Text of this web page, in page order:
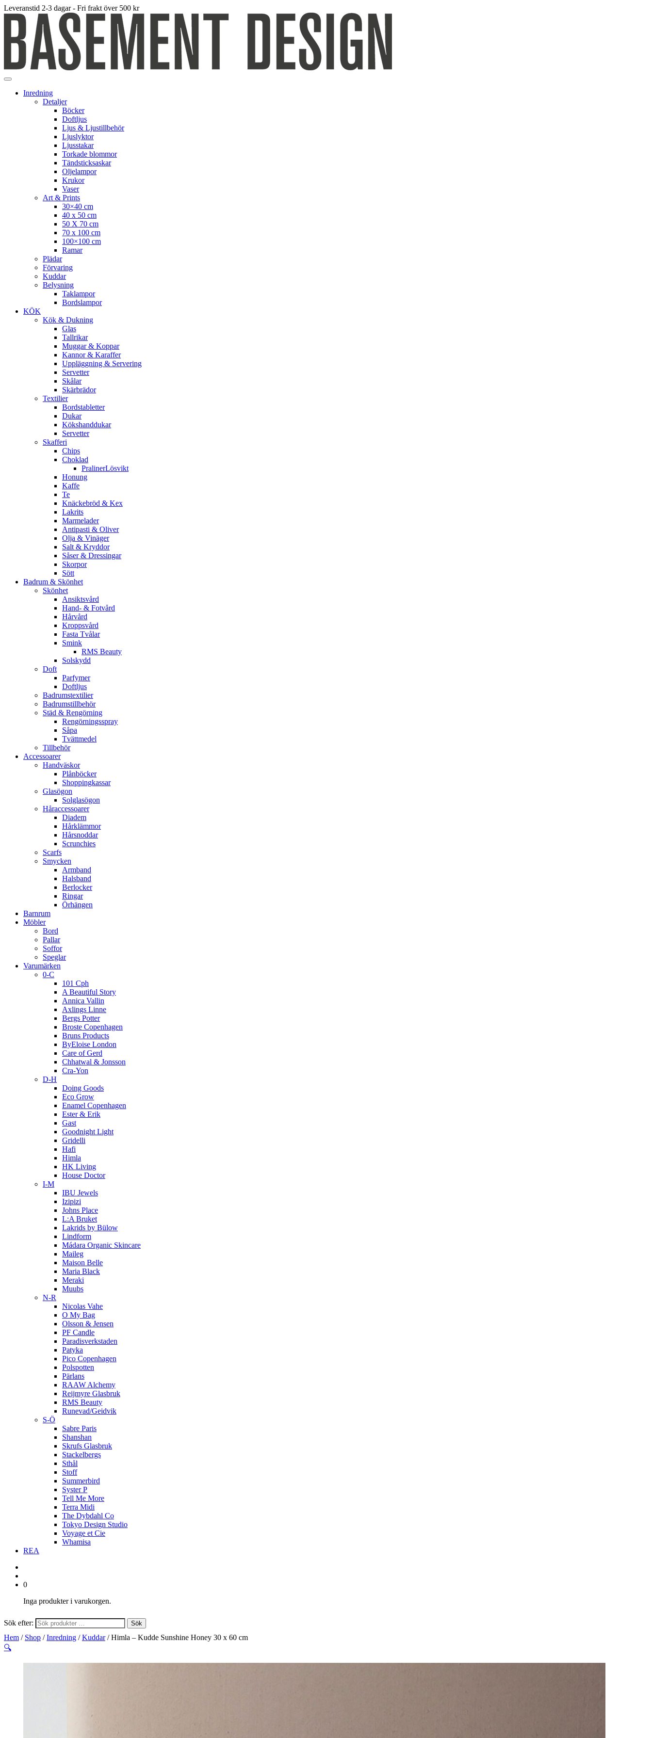
Leveranstid 2-3 dagar - Fri frakt över 500 kr
Inredning
Detaljer
Böcker
Doftljus
Ljus & Ljustillbehör
Ljuslyktor
Ljusstakar
Torkade blommor
Tändsticksaskar
Oljelampor
Krukor
Vaser
Art & Prints
30×40 cm
40 x 50 cm
50 X 70 cm
70 x 100 cm
100×100 cm
Ramar
Plädar
Förvaring
Kuddar
Belysning
Taklampor
Bordslampor
KÖK
Kök & Dukning
Glas
Tallrikar
Muggar & Koppar
Kannor & Karaffer
Uppläggning & Servering
Servetter
Skålar
Skärbrädor
Textilier
Bordstabletter
Dukar
Kökshanddukar
Servetter
Skafferi
Chips
Choklad
PralinerLösvikt
Honung
Kaffe
Te
Knäckebröd & Kex
Lakrits
Marmelader
Antipasti & Oliver
Olja & Vinäger
Salt & Kryddor
Såser & Dressingar
Skorpor
Sött
Badrum & Skönhet
Skönhet
Ansiktsvård
Hand- & Fotvård
Hårvård
Kroppsvård
Fasta Tvålar
Smink
RMS Beauty
Solskydd
Doft
Parfymer
Doftljus
Badrumstextilier
Badrumstillbehör
Städ & Rengörning
Rengörningsspray
Såpa
Tvättmedel
Tillbehör
Accessoarer
Handväskor
Plånböcker
Shoppingkassar
Glasögon
Solglasögon
Håraccessoarer
Diadem
Hårklämmor
Hårsnoddar
Scrunchies
Scarfs
Smycken
Armband
Halsband
Berlocker
Ringar
Örhängen
Barnrum
Möbler
Bord
Pallar
Soffor
Speglar
Varumärken
0-C
101 Cph
A Beautiful Story
Annica Vallin
Axlings Linne
Bergs Potter
Broste Copenhagen
Bruns Products
ByEloise London
Care of Gerd
Chhatwal & Jonsson
Cra-Yon
D-H
Doing Goods
Eco Grow
Enamel Copenhagen
Ester & Erik
Gast
Goodnight Light
Gridelli
Hafi
Himla
HK Living
House Doctor
I-M
IBU Jewels
Izipizi
Johns Place
L:A Bruket
Lakrids by Bülow
Lindform
Mádara Organic Skincare
Maileg
Maison Belle
Maria Black
Meraki
Muubs
N-R
Nicolas Vahe
O My Bag
Olsson & Jensen
PF Candle
Paradisverkstaden
Patyka
Pico Copenhagen
Polspotten
Pärlans
RAAW Alchemy
Reijmyre Glasbruk
RMS Beauty
Runevad/Geidvik
S-Ö
Sabre Paris
Shanshan
Skrufs Glasbruk
Stackelbergs
Sthål
Stoff
Summerbird
Syster P
Tell Me More
Terra Midi
The Dybdahl Co
Tokyo Design Studio
Voyage et Cie
Whamisa
REA
0
Inga produkter i varukorgen.
Sök efter: Sök
Hem / Shop /Inredning /Kuddar/ Himla – Kudde Sunshine Honey 30 x 60 cm
🔍